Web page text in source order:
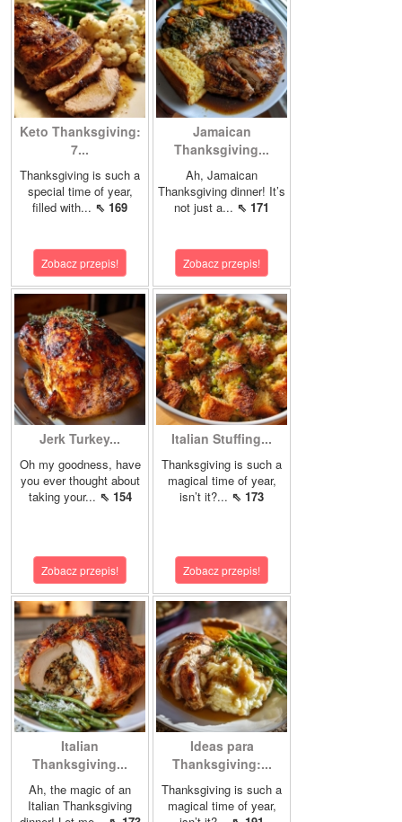
Keto Thanksgiving:
7...
Thanksgiving is such a
special time of year,
filled with... ⇖ 169
Zobacz przepis!
Jamaican
Thanksgiving...
Ah, Jamaican
Thanksgiving dinner! It’s
not just a... ⇖ 171
Zobacz przepis!
Jerk Turkey...
Oh my goodness, have
you ever thought about
taking your... ⇖ 154
Zobacz przepis!
Italian Stuffing...
Thanksgiving is such a
magical time of year,
isn’t it?... ⇖ 173
Zobacz przepis!
Italian
Thanksgiving...
Ah, the magic of an
Italian Thanksgiving
Ideas para
Thanksgiving:...
Thanksgiving is such a
magical time of year,